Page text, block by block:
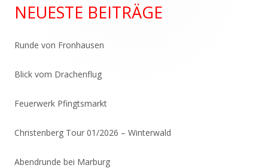
Seitenleiste
NEUESTE BEITRÄGE
Runde von Fronhausen
Blick vom Drachenflug
Feuerwerk Pfingtsmarkt
Christenberg Tour 01/2026 – Winterwald
Abendrunde bei Marburg